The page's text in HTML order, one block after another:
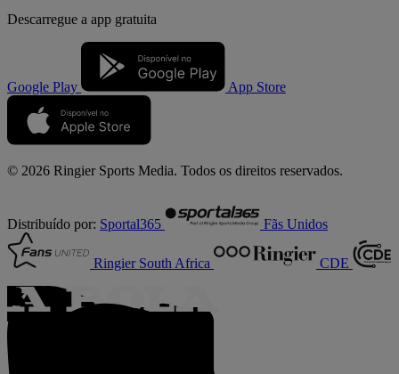
Descarregue a app gratuita
Google Play App Store
© 2026 Ringier Sports Media. Todos os direitos reservados.
Distribuído por: Sportal365 Fãs Unidos
Ringier South Africa CDE